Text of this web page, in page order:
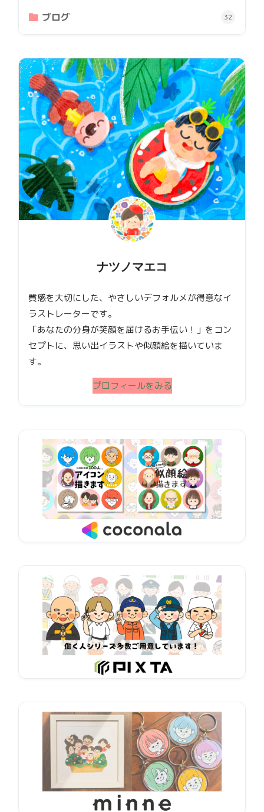
ブログ 32
ナツノマエコ
質感を大切にした、やさしいデフォルメが得意なイ
ラストレーターです。
「あなたの分身が笑顔を届けるお手伝い！」をコン
セプトに、思い出イラストや似顔絵を描いていま
す。
プロフィールをみる